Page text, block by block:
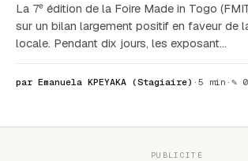
La 7ᵉ édition de la Foire Made in Togo
sur un bilan largement positif en faveur de
locale. Pendant dix jours, les exposant…
par Emanuela KPEYAKA (Stagiaire) · 5 min · ✎ 0
PUBLICITÉ